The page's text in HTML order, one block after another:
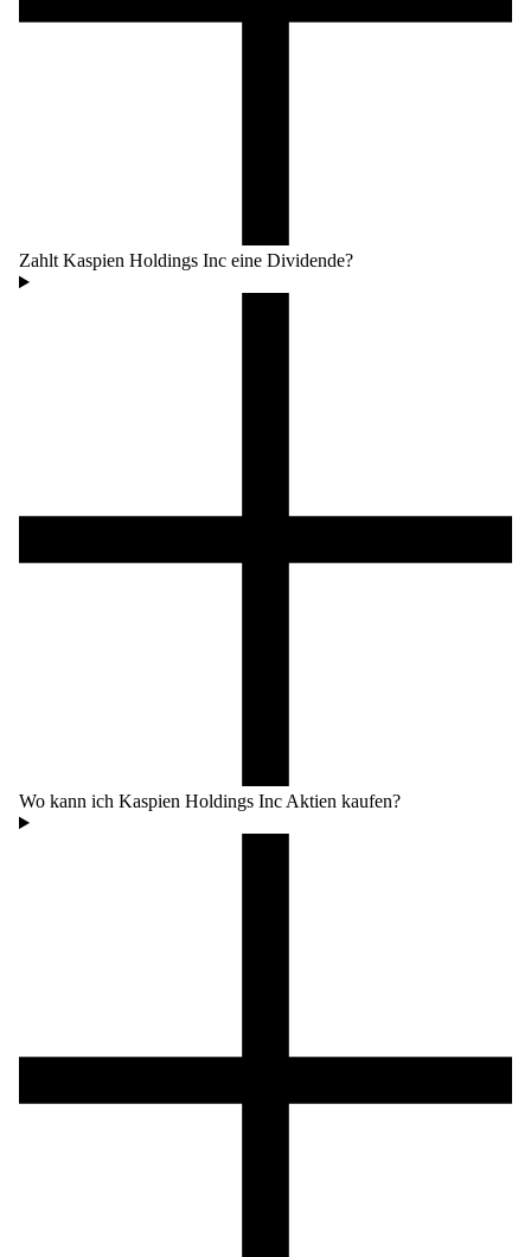
Zahlt Kaspien Holdings Inc eine Dividende?
Wo kann ich Kaspien Holdings Inc Aktien kaufen?